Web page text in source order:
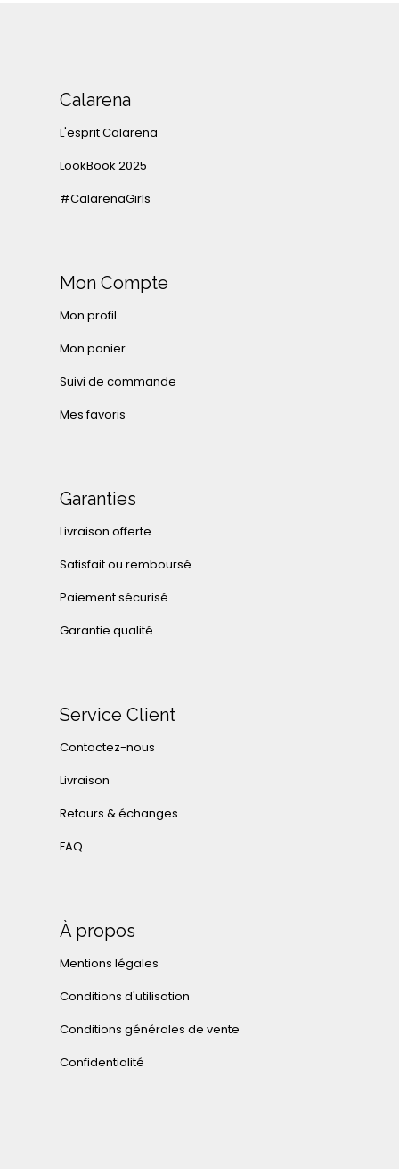
Calarena
L'esprit Calarena
LookBook 2025
#CalarenaGirls
Mon Compte
Mon profil
Mon panier
Suivi de commande
Mes favoris
Garanties
Livraison offerte
Satisfait ou remboursé
Paiement sécurisé
Garantie qualité
Service Client
Contactez-nous
Livraison
Retours & échanges
FAQ
À propos
Mentions légales
Conditions d'utilisation
Conditions générales de vente
Confidentialité